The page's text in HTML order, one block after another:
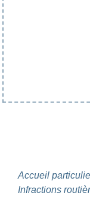
Accueil
Infractions